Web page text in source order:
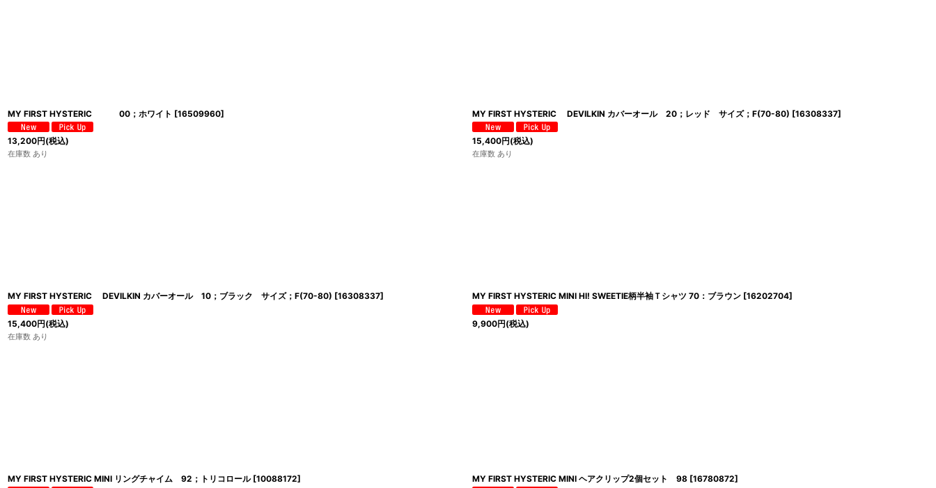
MY FIRST HYSTERIC 00；ホワイト [16509960]
13,200円(税込)
在庫数 あり
MY FIRST HYSTERIC DEVILKIN カバーオール 20；レッド サイズ；F(70-80) [16308337]
15,400円(税込)
在庫数 あり
MY FIRST HYSTERIC DEVILKIN カバーオール 10；ブラック サイズ；F(70-80) [16308337]
15,400円(税込)
在庫数 あり
MY FIRST HYSTERIC MINI HI! SWEETIE柄半袖Ｔシャツ 70：ブラウン [16202704]
9,900円(税込)
MY FIRST HYSTERIC MINI リングチャイム 92；トリコロール [10088172] MY FIRST HYSTERIC MINI ヘアクリップ2個セット 98 [16780872]